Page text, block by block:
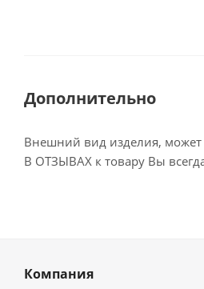
Дополнительно
Внешний вид изделия, может
В ОТЗЫВАХ к товару Вы
Компания